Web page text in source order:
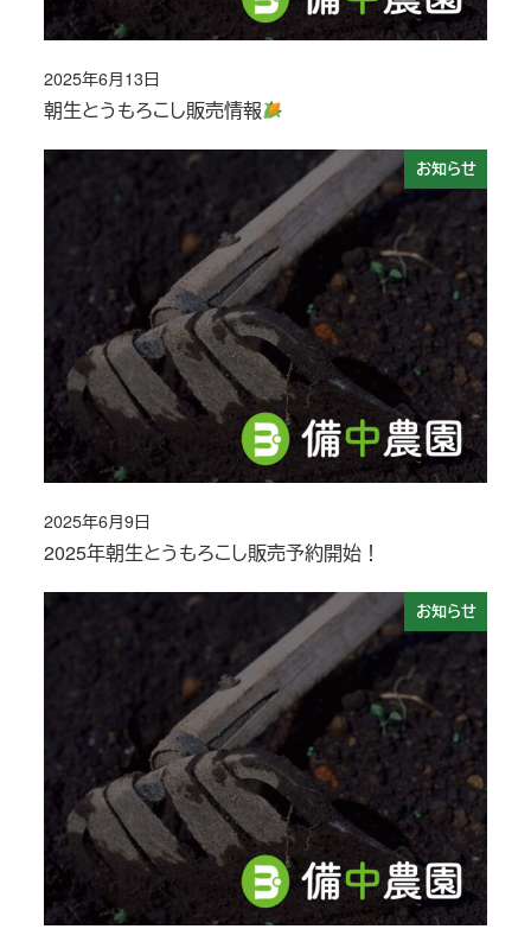
朝生とうもろこし販売情報
投稿日
2025年6月13日
お知らせ
2025年朝生とうもろこし販売予約開始！
投稿日
2025年6月9日
お知らせ